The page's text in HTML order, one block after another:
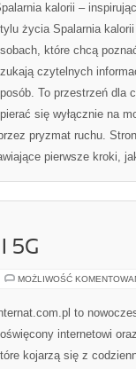
kalorii –
życia Spalarnia
które chcą
czytelnych
To przestrzeń dla
się wyłącznie na
pryzmat ruchu.
pierwsze kroki,
5G
MOŻLIWOŚĆ
to
internetowi
kojarzą się z